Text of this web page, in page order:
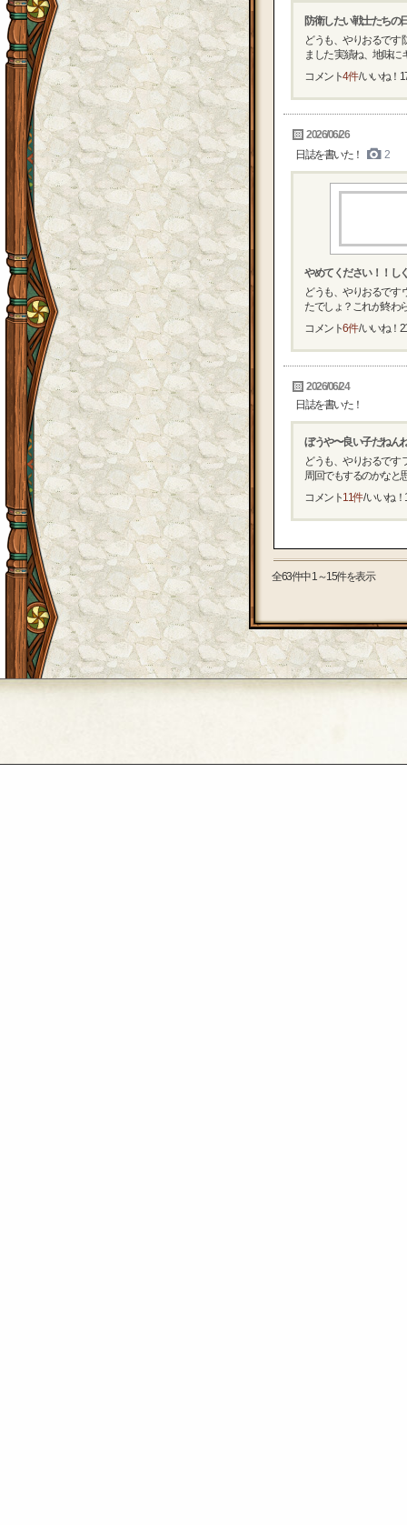
防衛したい戦士たちの
どうも、やりおるです
ました 実績ね、地味に
コメント4件/ いいね！
2026/06/26
日誌を書いた！
2
やめてください！！し
どうも、やりおるです
たでしょ？これが終わ
コメント6件/ いいね！
2026/06/24
日誌を書いた！
ぼうや〜良い子だねん
どうも、やりおるです
周回でもするのかなと
コメント11件/ いいね！
全63件中 1～15件を表示